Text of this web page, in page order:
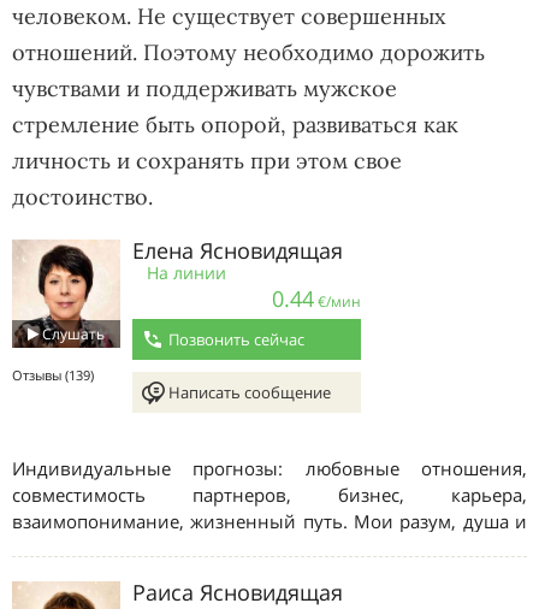
человеком. Не существует совершенных
отношений. Поэтому необходимо дорожить
чувствами и поддерживать мужское
стремление быть опорой, развиваться как
личность и сохранять при этом свое
достоинство.